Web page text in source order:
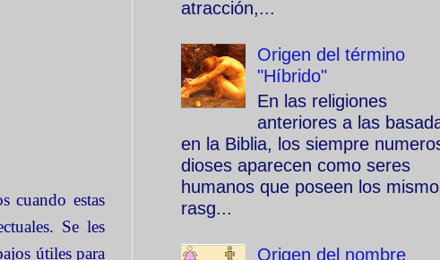
cuando estas
Se les
útiles para
atracción,...
Origen del término
"Híbrido"
En las religiones
anteriores a las
en la Biblia, los siempre
dioses aparecen como seres
humanos que poseen los
rasg...
Origen del nombre